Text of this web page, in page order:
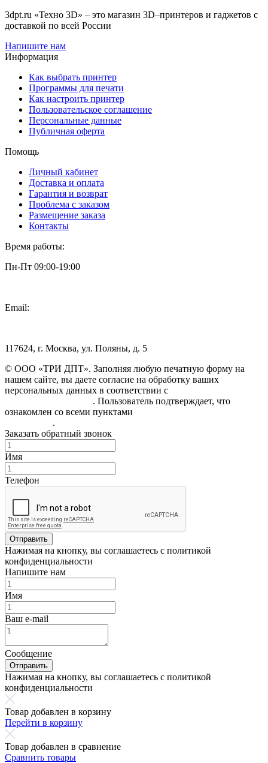
3dpt.ru «Техно 3D» – это магазин 3D–принтеров и гаджетов с
доставкой по всей России
Напишите нам
Информация
Как выбрать принтер
Программы для печати
Как настроить принтер
Пользовательское соглашение
Персональные данные
Публичная оферта
Помощь
Личный кабинет
Доставка и оплата
Гарантия и возврат
Проблема с заказом
Размещение заказа
Контакты
Время работы:
Пн-Пт 09:00-19:00
Email:
117624, г. Москва, ул. Поляны, д. 5
© ООО «ТРИ ДПТ». Заполняя любую печатную форму на
нашем сайте, вы даете согласие на обработку ваших
персональных данных в соответствии с
. Пользователь подтверждает, что
ознакомлен со всеми пунктами
.
Заказать обратный звонок
Имя
Телефон
Отправить
Нажимая на кнопку, вы соглашаетесь с политикой
конфиденциальности
Напишите нам
Имя
Ваш e-mail
Сообщение
Отправить
Нажимая на кнопку, вы соглашаетесь с политикой
конфиденциальности
Товар добавлен в корзину
Перейти в корзину
Товар добавлен в сравнение
Сравнить товары